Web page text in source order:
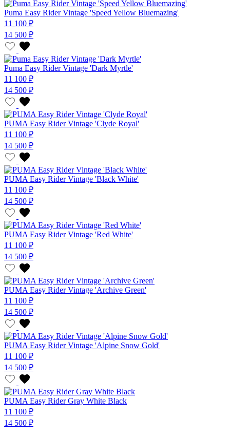
Puma Easy Rider Vintage 'Speed Yellow Bluemazing'
11 100 ₽
14 500 ₽
Puma Easy Rider Vintage 'Dark Myrtle'
11 100 ₽
14 500 ₽
PUMA Easy Rider Vintage 'Clyde Royal'
11 100 ₽
14 500 ₽
PUMA Easy Rider Vintage 'Black White'
11 100 ₽
14 500 ₽
PUMA Easy Rider Vintage 'Red White'
11 100 ₽
14 500 ₽
PUMA Easy Rider Vintage 'Archive Green'
11 100 ₽
14 500 ₽
PUMA Easy Rider Vintage 'Alpine Snow Gold'
11 100 ₽
14 500 ₽
PUMA Easy Rider Gray White Black
11 100 ₽
14 500 ₽